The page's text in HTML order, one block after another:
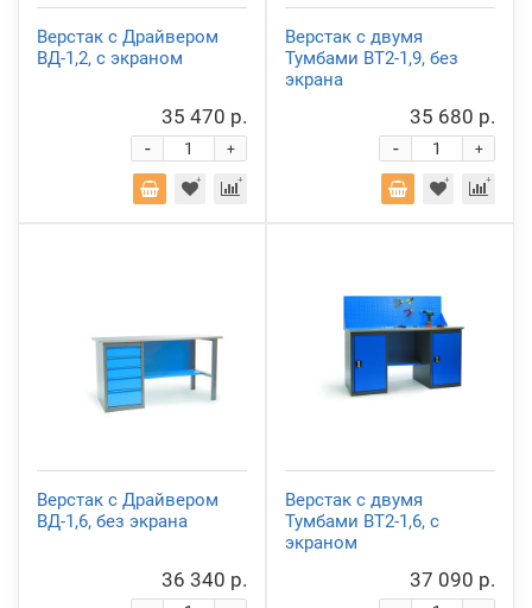
Верстак с Драйвером
ВД-1,2, с экраном
35 470 р.
+
-
Верстак с двумя
Тумбами ВТ2-1,9, без
экрана
35 680 р.
+
-
Верстак с Драйвером
ВД-1,6, без экрана
36 340 р.
Верстак с двумя
Тумбами ВТ2-1,6, с
экраном
37 090 р.